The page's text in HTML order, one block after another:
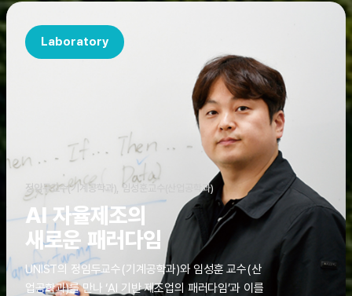
Laboratory
정임두교수(기계공학과), 임성훈교수(산업공학과)
AI 자율제조의
새로운 패러다임
UNIST의 정임두교수(기계공학과)와 임성훈 교수(산
업공학과)를 만나 ‘AI 기반 제조업의 패러다임’과 이를